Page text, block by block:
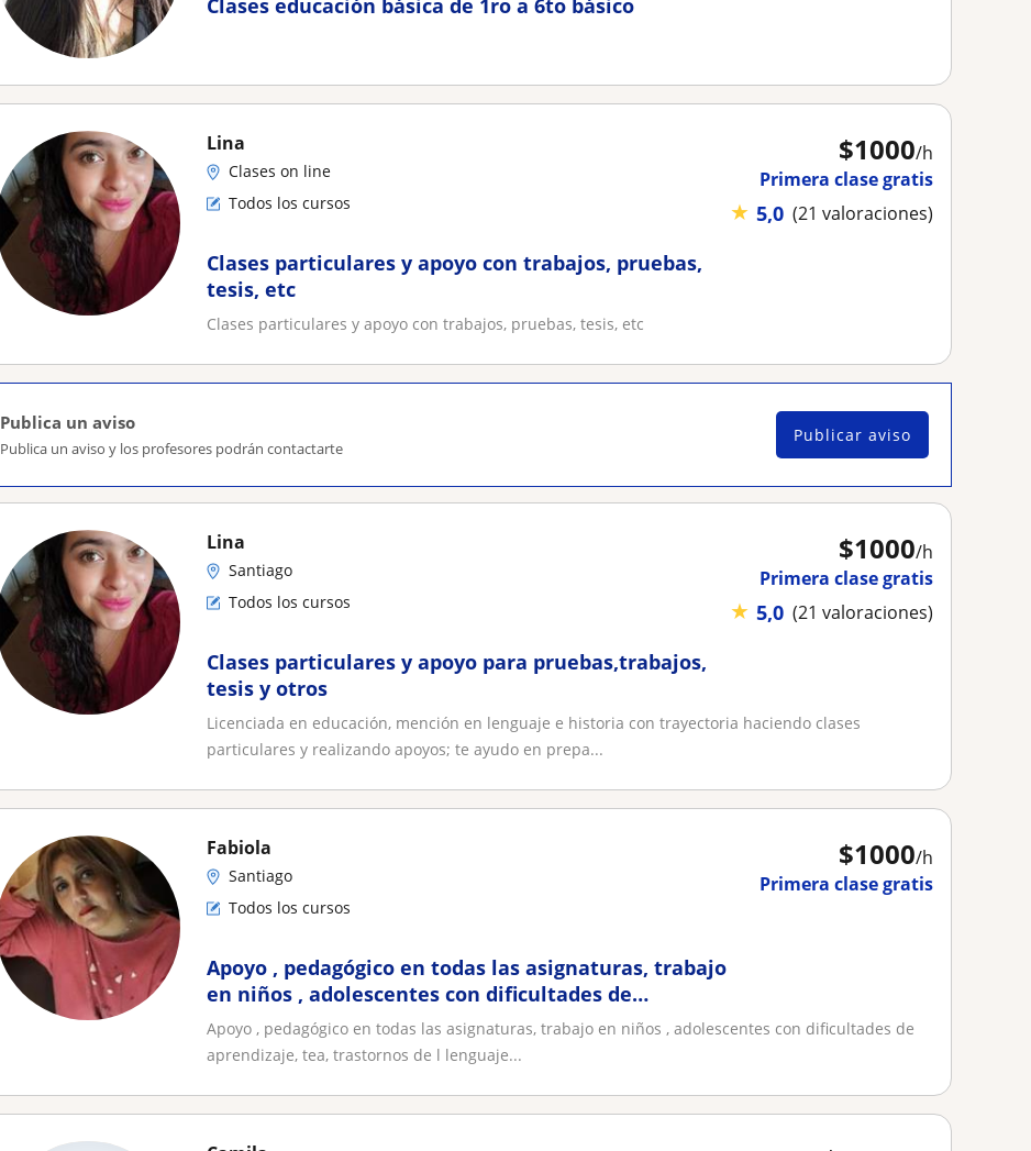
Clases educación básica de 1ro a 6to básico
$1000/h
Primera clase gratis
★ 5,0 (21 valoraciones)
Lina
Clases on line
Todos los cursos
Clases particulares y apoyo con trabajos, pruebas,
tesis, etc
Clases particulares y apoyo con trabajos, pruebas, tesis, etc
Publica un aviso
Publica un aviso y los profesores podrán contactarte
Publicar aviso
$1000/h
Primera clase gratis
★ 5,0 (21 valoraciones)
Lina
Santiago
Todos los cursos
Clases particulares y apoyo para pruebas,trabajos,
tesis y otros
Licenciada en educación, mención en lenguaje e historia con trayectoria haciendo clases
particulares y realizando apoyos; te ayudo en prepa...
$1000/h
Primera clase gratis
Fabiola
Santiago
Todos los cursos
Apoyo , pedagógico en todas las asignaturas, trabajo
en niños , adolescentes con dificultades de
aprendizaje, tea, trastornos de l lenguaje habla y voz,
déficit cognitivo
Apoyo , pedagógico en todas las asignaturas, trabajo en niños , adolescentes con dificultades de
aprendizaje, tea, trastornos de l lenguaje...